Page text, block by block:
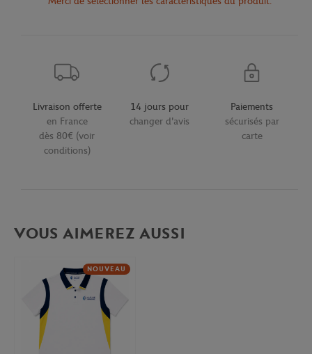
Livraison offerte
en France
dès 80€ (voir
conditions)
14 jours pour
changer d'avis
Paiements
sécurisés par
carte
VOUS AIMEREZ AUSSI
NOUVEAU